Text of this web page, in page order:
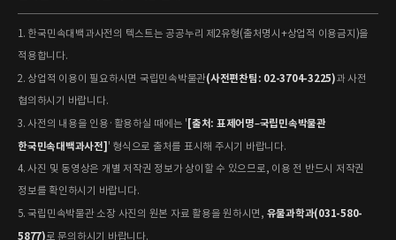
1. 한국민속대백과사전의 텍스트는 공공누리 제2유형(출처명시+상업적 이용금지)을
적용합니다.
2. 상업적 이용이 필요하시면 국립민속박물관(사전편찬팀: 02-3704-3225)과 사전
협의하시기 바랍니다.
3. 사전의 내용을 인용·활용하실 때에는 ' [출처: 표제어명–국립민속박물관
한국민속대백과사전] ' 형식으로 출처를 표시해 주시기 바랍니다.
4. 사진 및 동영상은 개별 저작권 정보가 상이할 수 있으므로, 이용 전 반드시 저작권
정보를 확인하시기 바랍니다.
5. 국립민속박물관 소장 사진의 원본 자료 활용을 원하시면, 유물과학과(031-580-
5877)로 문의하시기 바랍니다.